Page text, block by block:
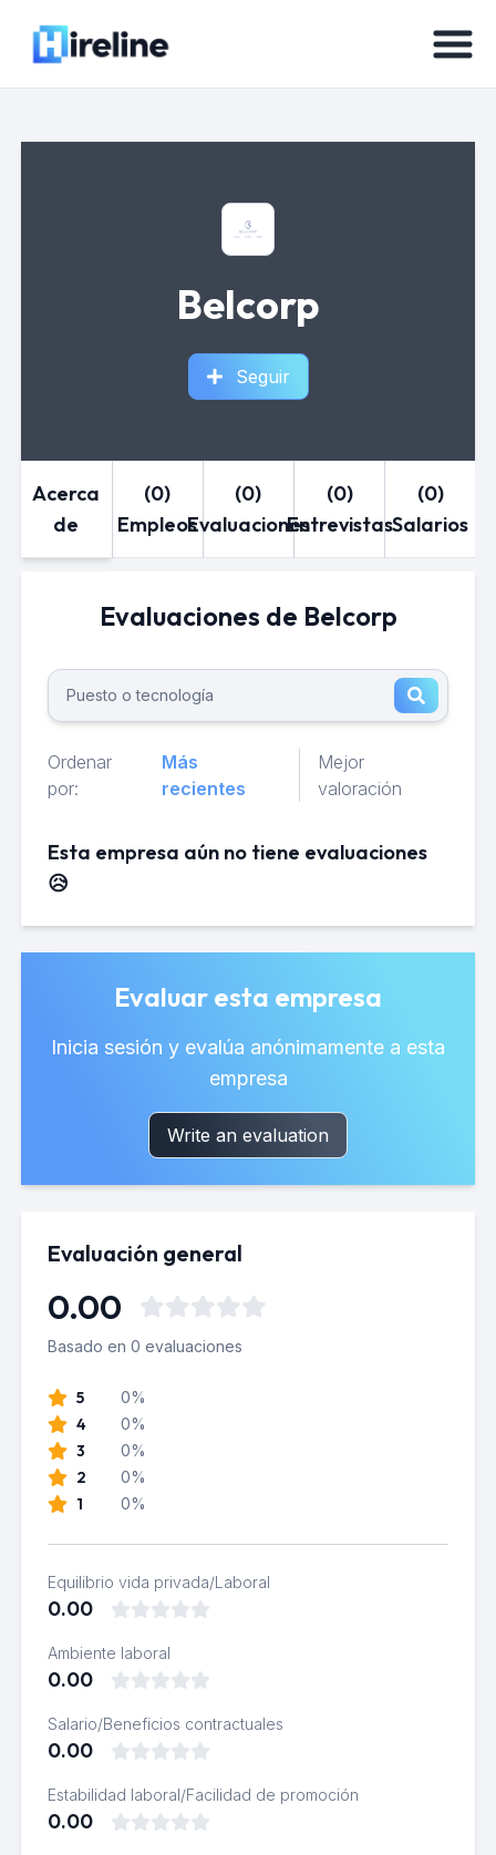
Belcorp
Seguir
Acerca
de
(0)
Empleos
(0)
Evaluaciones
(0)
Entrevistas
(0)
Salarios
Evaluaciones de Belcorp
Ordenar
por:
Más
recientes
Mejor
valoración
Esta empresa aún no tiene evaluaciones
😥
Evaluar esta empresa
Inicia sesión y evalúa anónimamente a esta
empresa
Write an evaluation
Evaluación general
0.00
Basado en 0 evaluaciones
5 0%
4 0%
3 0%
2 0%
1 0%
Equilibrio vida privada/Laboral
0.00
Ambiente laboral
0.00
Salario/Beneficios contractuales
0.00
Estabilidad laboral/Facilidad de promoción
0.00